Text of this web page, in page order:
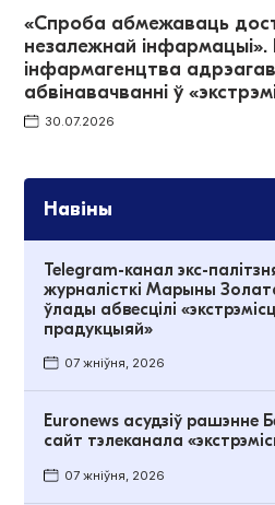
«Спроба абмежаваць
незалежнай інфармацыі».
інфармагенцтва
абвінавачванні ў
30.07.2026
Навіны
Telegram-канал экс-
журналісткі Марыны
ўлады абвесцілі
прадукцыяй»
07 жніўня, 2026
Euronews асудзіў рашэнне
сайт тэлеканала
07 жніўня, 2026